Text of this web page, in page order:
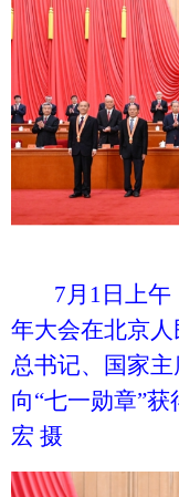
7月1日上午
年大会在北京
总书记、国家
向“七一勋章”
宏 摄